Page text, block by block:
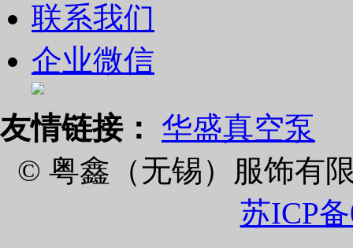
联系我们
企业微信
友情链接： 华盛真空泵
© 粤鑫（无锡）服饰有
苏ICP